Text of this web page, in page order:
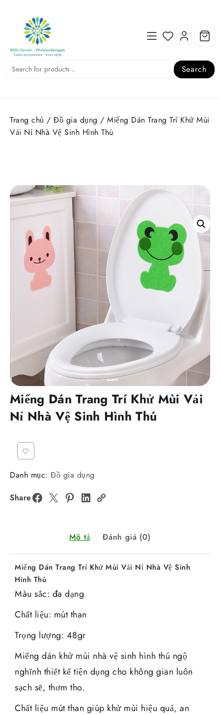
content
Search
Trang chủ / Đồ gia dụng / Miếng Dán Trang Trí Khử Mùi
Vải Nỉ Nhà Vệ Sinh Hình Thú
Miếng Dán Trang Trí Khử Mùi Vải
Nỉ Nhà Vệ Sinh Hình Thú
Danh mục: Đồ gia dụng
Share
Mô tả Đánh giá (0)
Miếng Dán Trang Trí Khử Mùi Vải Nỉ Nhà Vệ Sinh
Hình Thú
Màu sắc: đa dạng
Chất liệu: mút than
Trọng lượng: 48gr
Miếng dán khử mùi nhà vệ sinh hình thú ngộ
nghĩnh thiết kế tiện dụng cho không gian luôn
sạch sẽ, thơm tho.
Chất liệu mút than giúp khử mùi hiệu quả, an